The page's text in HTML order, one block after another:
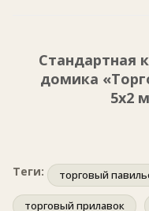
Стандартная
домика
5х2
Теги: торговый
торговый прилавок